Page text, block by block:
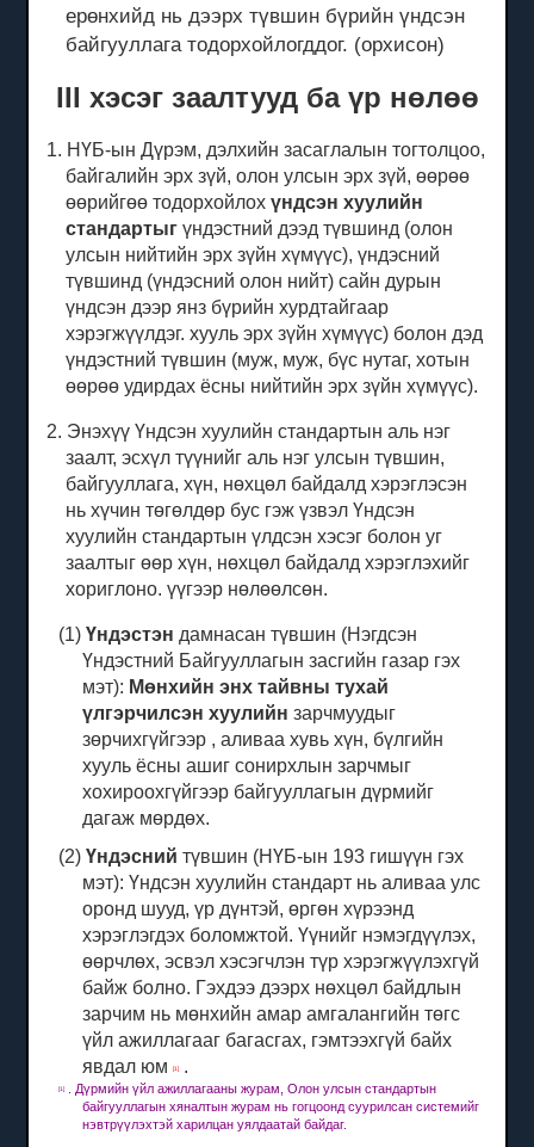
ерөнхийд нь дээрх түвшин бүрийн үндсэн
байгууллага тодорхойлогддог. (орхисон)
III хэсэг заалтууд ба үр нөлөө
1. НҮБ-ын Дүрэм, дэлхийн засаглалын тогтолцоо,
байгалийн эрх зүй, олон улсын эрх зүй, өөрөө
өөрийгөө тодорхойлохүндсэн хуулийн
стандартыгүндэстний дээд түвшинд (олон
улсын нийтийн эрх зүйн хүмүүс), үндэсний
түвшинд (үндэсний олон нийт)сайн дурын
үндсэн дээр янз бүрийн хурдтайгаар
хэрэгжүүлдэг.хууль эрх зүйн хүмүүс) болон дэд
үндэстний түвшин (муж, муж, бүс нутаг, хотын
өөрөө удирдах ёсны нийтийн эрх зүйн хүмүүс).
2. Энэхүү Үндсэн хуулийн стандартын аль нэг
заалт, эсхүл түүнийг аль нэг улсын түвшин,
байгууллага, хүн, нөхцөл байдалд хэрэглэсэн
нь хүчин төгөлдөр бус гэж үзвэл Үндсэн
хуулийн стандартын үлдсэн хэсэг болон уг
заалтыг өөр хүн, нөхцөл байдалд хэрэглэхийг
хориглоно. үүгээр нөлөөлсөн.
(1)Үндэстэн дамнасан түвшин (Нэгдсэн
Үндэстний Байгууллагын засгийн газар гэх
мэт): Мөнхийн энх тайвны тухай
үлгэрчилсэн хуулийн зарчмуудыг
зөрчихгүйгээр , аливаа хувь хүн, бүлгийн
хууль ёсны ашиг сонирхлын зарчмыг
хохироохгүйгээр байгууллагын дүрмийг
дагаж мөрдөх.
(2)Үндэсний түвшин (НҮБ-ын 193 гишүүн гэх
мэт): Үндсэн хуулийн стандарт нь аливаа улс
оронд шууд, үр дүнтэй, өргөн хүрээнд
хэрэглэгдэх боломжтой.Үүнийг нэмэгдүүлэх,
өөрчлөх, эсвэл хэсэгчлэн түр хэрэгжүүлэхгүй
байж болно. Гэхдээ дээрх нөхцөл байдлын
зарчим нь мөнхийн амар амгалангийн төгс
үйл ажиллагааг багасгах, гэмтээхгүй байх
явдал юм[1] .
[1]
Дүрмийн үйл ажиллагааны журам, Олон улсын стандартын
байгууллагын хяналтын журам нь гогцоонд суурилсан системийг
нэвтрүүлэхтэй харилцан уялдаатай байдаг.